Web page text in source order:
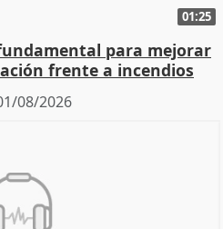
01:25
para mejorar
frente a incendios
08/2026